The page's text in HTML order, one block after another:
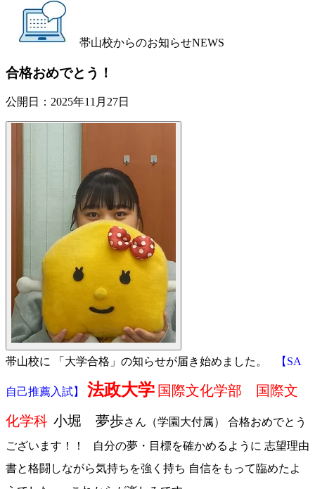
帯山校からのお知らせNEWS
合格おめでとう！
公開日： 2025年11月27日
帯山校に 「大学合格」の知らせが届き始めました。 【SA
自己推薦入試】 法政大学 国際文化学部 国際文
化学科 小堀 夢歩さん（学園大付属） 合格おめでとう
ございます！！ 自分の夢・目標を確かめるように 志望理由
書と格闘しながら気持ちを強く持ち 自信をもって臨めたよ